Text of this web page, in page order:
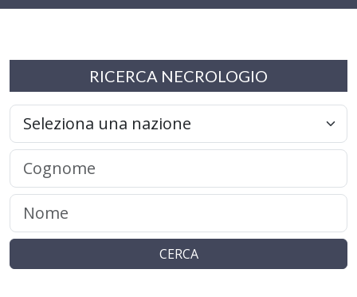
RICERCA NECROLOGIO
CERCA